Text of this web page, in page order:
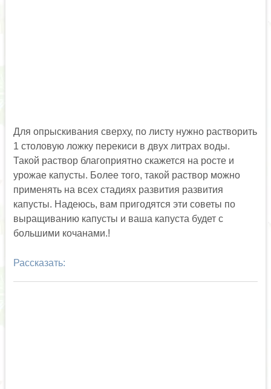
Для опрыскивания сверху, по листу нужно растворить
1 столовую ложку перекиси в двух литрах воды.
Такой раствор благоприятно скажется на росте и
урожае капусты. Более того, такой раствор можно
применять на всех стадиях развития развития
капусты. Надеюсь, вам пригодятся эти советы по
выращиванию капусты и ваша капуста будет с
большими кочанами.!
Рассказать: